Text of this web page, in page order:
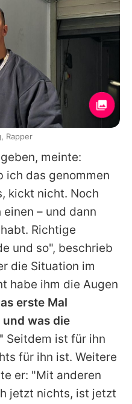
meinte:
ich das genommen
kickt nicht. Noch
– und dann
Richtige
und so", beschrieb
die Situation im
habe ihm die Augen
erste Mal
was die
Seitdem ist für ihn
für ihn ist. Weitere
er: "Mit anderen
jetzt nichts, ist jetzt
Rapper